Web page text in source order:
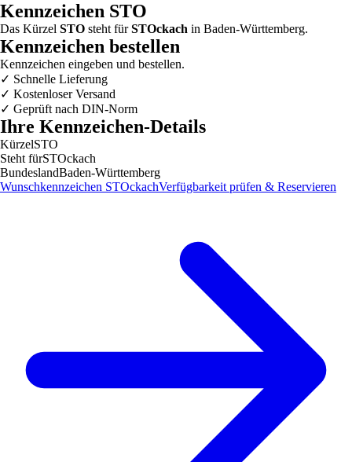
Kennzeichen STO
Das Kürzel STO steht fürSTOckach in Baden-Württemberg.
Kennzeichen bestellen
Kennzeichen eingeben und bestellen.
✓ Schnelle Lieferung
✓ Kostenloser Versand
✓ Geprüft nach DIN-Norm
Ihre Kennzeichen-Details
KürzelSTO
Steht fürSTOckach
BundeslandBaden-Württemberg
Wunschkennzeichen STOckachVerfügbarkeit prüfen & Reservieren